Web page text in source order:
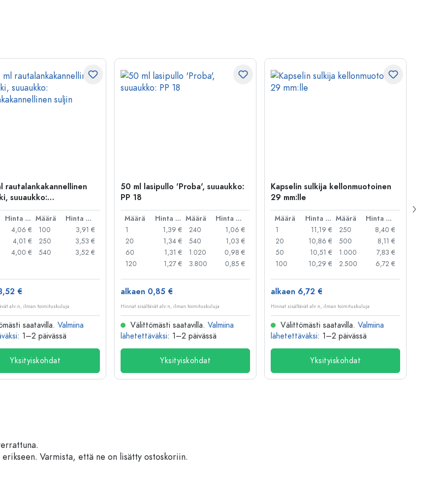
rautalankakannellinen
suuaukko:
suljin
Hinta per kpl Määrä
Hinta per kpl
4,06 €
4,01 €
4,00 €
100
3,91 €
250
3,53 €
540
3,52 €
€
alv:n, ilman toimituskuluja
saatavilla. Valmiina
: 1–2 päivässä
Yksityiskohdat
50 ml lasipullo 'Proba', suuaukko:
PP 18
Määrä Hinta per kpl Määrä
Hinta per kpl
1
1,39 €
20
1,34 €
60
1,31 €
120
1,27 €
240
1,06 €
540
1,03 €
1.020
0,98 €
3.800
0,85 €
alkaen 0,85 €
Hinnat sisältävät alv:n, ilman toimituskuluja
Välittömästi saatavilla. Valmiina
lähetettäväksi: 1–2 päivässä
Yksityiskohdat
Kapselin sulkija kellonmuotoinen
29 mm:lle
Määrä Hinta per kpl Määrä
Hinta per kpl
1
11,19 €
20
10,86 €
50
10,51 €
100
10,29 €
250
8,40 €
500
8,11 €
1.000
7,83 €
2.500
6,72 €
alkaen 6,72 €
Hinnat sisältävät alv:n, ilman toimituskuluja
Välittömästi saatavilla. Valmiina
lähetettäväksi: 1–2 päivässä
Yksityiskohdat
Varmista, että ne on lisätty ostoskoriin.